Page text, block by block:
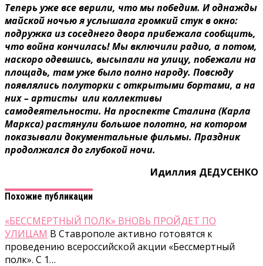
Теперь уже все верили, что мы победим. И однажды
майской ночью я услышала громкий стук в окно:
подружка из соседнего двора прибежала сообщить,
что война кончилась! Мы включили радио, а потом,
наскоро одевшись, высыпали на улицу, побежали на
площадь, там уже было полно народу. Повсюду
появлялись полуторки с открытыми бортами, а на
них – артисты или коллективы
самодеятельности. На проспекте Сталина (Карла
Маркса) растянули большое полотно, на котором
показывали документальные фильмы. Праздник
продолжался до глубокой ночи.
Идиллия ДЕДУСЕНКО
Похожие публикации
«БЕССМЕРТНЫЙ ПОЛК» ВНОВЬ ПРОЙДЕТ ПО
УЛИЦАМ В Ставрополе активно готовятся к
проведению всероссийской акции «Бессмертный
полк». С 1…